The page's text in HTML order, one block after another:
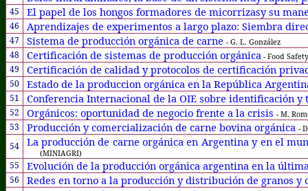
45 El papel de los hongos formadores de micorrizasy su
46 Aprendizajes de experimentos a largo plazo: Siembra
47 Sistema de producción orgánica de carne - G. L. González
48 Certificación de sistemas de producción orgánica- Food Safety
49 Certificación de calidad y protocolos de certificación
50 Estado de la produccion orgánica en la República
51 Conferencia Internacional de la OIE sobre identificación
52 Orgánicos: oportunidad de negocio frente a la crisis - M.
53 Producción y comercialización de carne bovina orgánica -
54 La producción de carne orgánica en Argentina y en el
(MINIAGRI)
55 Evolución de la producción orgánica argentina en la
56 Redes en torno a la producción y distribución de granos y